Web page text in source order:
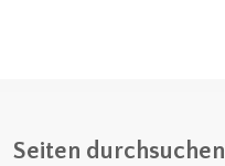
Seiten durchsuchen